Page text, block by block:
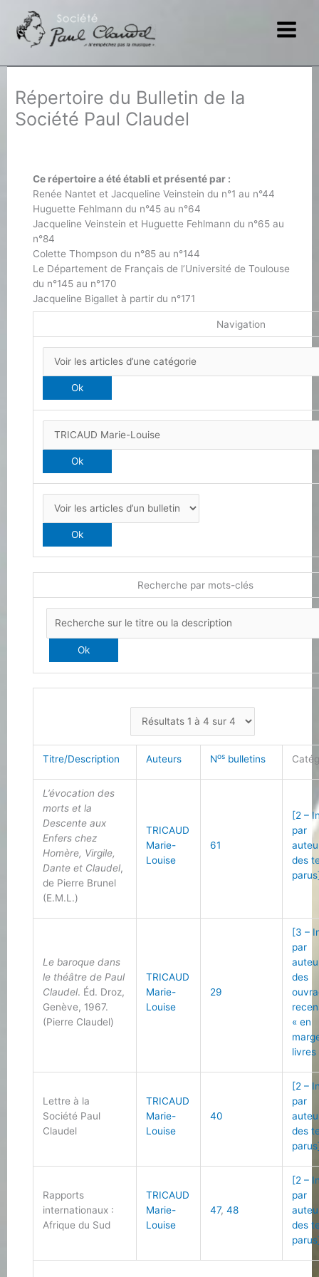
contenu
Répertoire du Bulletin de la
Société Paul Claudel
Ce répertoire a été établi et présenté par :
Renée Nantet et Jacqueline Veinstein du n°1 au n°44
Huguette Fehlmann du n°45 au n°64
Jacqueline Veinstein et Huguette Fehlmann du n°65 au
n°84
Colette Thompson du n°85 au n°144
Le Département de Français de l’Université de Toulouse
du n°145 au n°170
Jacqueline Bigallet à partir du n°171
Navigation
Recherche par mots-clés
Titre/Description Auteurs Nos bulletins
L’évocation des
morts et la
Descente aux
Enfers chez
Homère, Virgile,
Dante et Claudel,
de Pierre Brunel
(E.M.L.)
TRICAUD
Marie-
Louise
61
[2 –
par
des
Le baroque dans
le théâtre de Paul
Claudel. Éd. Droz,
Genève, 1967.
(Pierre Claudel)
TRICAUD
Marie-
Louise
29
[3 –
par
des
« en
livres
Lettre à la
Société Paul
Claudel
TRICAUD
Marie-
Louise
40
[2 –
par
des
Rapports
internationaux :
Afrique du Sud
TRICAUD
Marie-
Louise
47,48
[2 –
par
des